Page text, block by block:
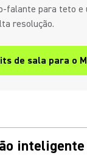
falante para teto e
resolução.
de sala para o
inteligente